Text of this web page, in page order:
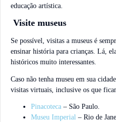
educação artística.
Visite museus
Se possível, visitas a museus é
ensinar história para crianças. Lá,
históricos muito interessantes.
Caso não tenha museu em sua
visitas virtuais, inclusive os que
Pinacoteca – São Paulo.
Museu Imperial – Rio de